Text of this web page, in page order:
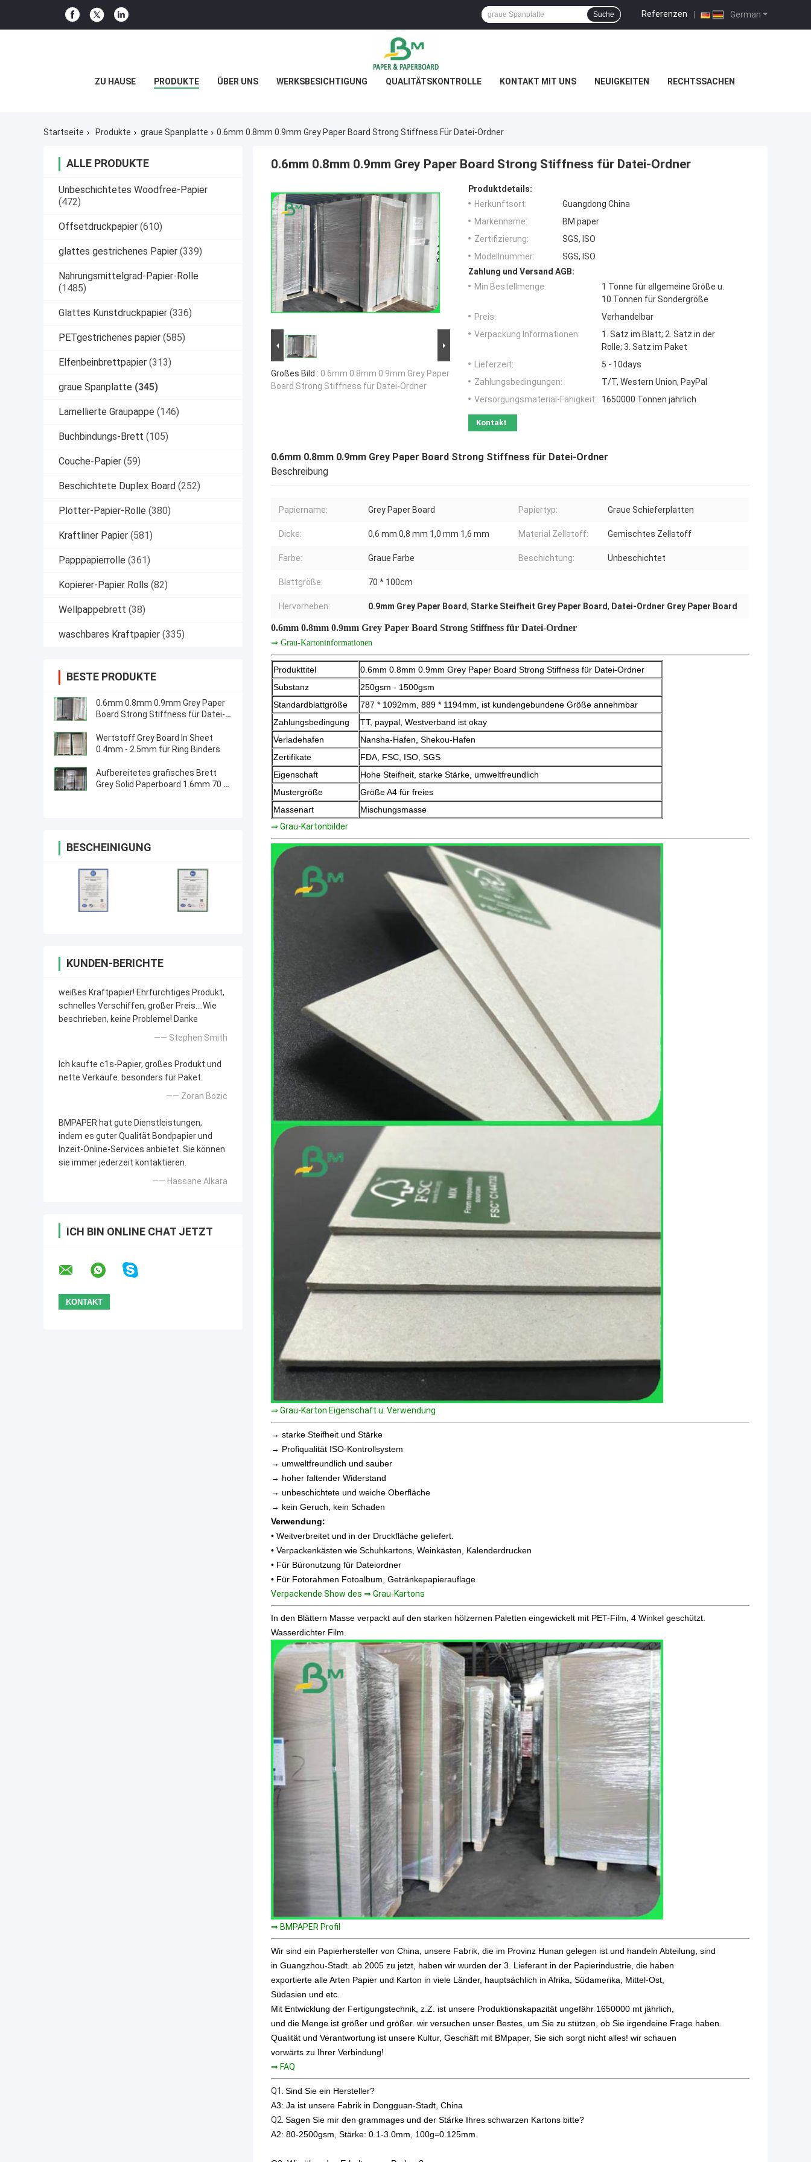
German
Referenzen |
Suche
ZU HAUSE PRODUKTE ÜBER UNS WERKSBESICHTIGUNG QUALITÄTSKONTROLLE KONTAKT MIT UNS NEUIGKEITEN RECHTSSACHEN
Startseite Produkte graue Spanplatte 0.6mm 0.8mm 0.9mm Grey Paper Board Strong Stiffness Für Datei-Ordner
ALLE PRODUKTE
Unbeschichtetes Woodfree-Papier
(472)
Offsetdruckpapier (610)
glattes gestrichenes Papier (339)
Nahrungsmittelgrad-Papier-Rolle
(1485)
Glattes Kunstdruckpapier (336)
PETgestrichenes papier (585)
Elfenbeinbrettpapier (313)
graue Spanplatte (345)
Lamellierte Graupappe (146)
Buchbindungs-Brett (105)
Couche-Papier (59)
Beschichtete Duplex Board (252)
Plotter-Papier-Rolle (380)
Kraftliner Papier (581)
Papppapierrolle (361)
Kopierer-Papier Rolls (82)
Wellpappebrett (38)
waschbares Kraftpapier (335)
BESTE PRODUKTE
0.6mm 0.8mm 0.9mm Grey Paper
Board Strong Stiffness für Datei-
Wertstoff Grey Board In Sheet
0.4mm - 2.5mm für Ring Binders
Aufbereitetes grafisches Brett
Grey Solid Paperboard 1.6mm 70 x
BESCHEINIGUNG
KUNDEN-BERICHTE
weißes Kraftpapier! Ehrfürchtiges Produkt,
schnelles Verschiffen, großer Preis….Wie
beschrieben, keine Probleme! Danke
—— Stephen Smith
Ich kaufte c1s-Papier, großes Produkt und
nette Verkäufe. besonders für Paket.
—— Zoran Bozic
BMPAPER hat gute Dienstleistungen,
indem es guter Qualität Bondpapier und
Inzeit-Online-Services anbietet. Sie können
sie immer jederzeit kontaktieren.
—— Hassane Alkara
ICH BIN ONLINE CHAT JETZT
0.6mm 0.8mm 0.9mm Grey Paper Board Strong Stiffness für Datei-Ordner
Großes Bild : 0.6mm 0.8mm 0.9mm Grey Paper
Board Strong Stiffness für Datei-Ordner
Produktdetails:
Herkunftsort:
Guangdong China
Markenname:
BM paper
Zertifizierung:
SGS, ISO
Modellnummer:
SGS, ISO
Zahlung und Versand AGB:
Min Bestellmenge:
1 Tonne für allgemeine Größe u.
10 Tonnen für Sondergröße
Preis:
Verhandelbar
Verpackung Informationen:
1. Satz im Blatt; 2. Satz in der
Rolle; 3. Satz im Paket
Lieferzeit:
5 - 10days
Zahlungsbedingungen:
T/T, Western Union, PayPal
Versorgungsmaterial-Fähigkeit:
1650000 Tonnen jährlich
Kontakt
0.6mm 0.8mm 0.9mm Grey Paper Board Strong Stiffness für Datei-Ordner
Beschreibung
Papiername: Grey Paper Board Papiertyp: Graue Schieferplatten
Dicke: 0,6 mm 0,8 mm 1,0 mm 1,6 mm Material Zellstoff: Gemischtes Zellstoff
Farbe: Graue Farbe Beschichtung: Unbeschichtet
Blattgröße: 70 * 100cm
Hervorheben: 0.9mm Grey Paper Board, Starke Steifheit Grey Paper Board, Datei-Ordner Grey Paper Board
0.6mm 0.8mm 0.9mm Grey Paper Board Strong Stiffness für Datei-Ordner
⇒ Grau-Kartoninformationen
Produkttitel
0.6mm 0.8mm 0.9mm Grey Paper Board Strong Stiffness für Datei-Ordner
Substanz
250gsm - 1500gsm
Standardblattgröße
787 * 1092mm, 889 * 1194mm, ist kundengebundene Größe annehmbar
Zahlungsbedingung
TT, paypal, Westverband ist okay
Verladehafen
Nansha-Hafen, Shekou-Hafen
Zertifikate
FDA, FSC, ISO, SGS
Eigenschaft
Hohe Steifheit, starke Stärke, umweltfreundlich
Mustergröße
Größe A4 für freies
Massenart
Mischungsmasse
⇒ Grau-Kartonbilder
⇒ Grau-Karton Eigenschaft u. Verwendung
→ starke Steifheit und Stärke
→ Profiqualität ISO-Kontrollsystem
→ umweltfreundlich und sauber
→ hoher faltender Widerstand
→ unbeschichtete und weiche Oberfläche
→ kein Geruch, kein Schaden
Verwendung:
• Weitverbreitet und in der Druckfläche geliefert.
• Verpackenkästen wie Schuhkartons, Weinkästen, Kalenderdrucken
• Für Büronutzung für Dateiordner
• Für Fotorahmen Fotoalbum, Getränkepapierauflage
Verpackende Show des ⇒ Grau-Kartons
In den Blättern Masse verpackt auf den starken hölzernen Paletten eingewickelt mit PET-Film, 4 Winkel geschützt.
Wasserdichter Film.
⇒ BMPAPER Profil
Wir sind ein Papierhersteller von China, unsere Fabrik, die im Provinz Hunan gelegen ist und handeln Abteilung, sind
in Guangzhou-Stadt. ab 2005 zu jetzt, haben wir wurden der 3. Lieferant in der Papierindustrie, die haben
exportierte alle Arten Papier und Karton in viele Länder, hauptsächlich in Afrika, Südamerika, Mittel-Ost,
Südasien und etc.
Mit Entwicklung der Fertigungstechnik, z.Z. ist unsere Produktionskapazität ungefähr 1650000 mt jährlich,
und die Menge ist größer und größer. wir versuchen unser Bestes, um Sie zu stützen, ob Sie irgendeine Frage haben.
Qualität und Verantwortung ist unsere Kultur, Geschäft mit BMpaper, Sie sich sorgt nicht alles! wir schauen
vorwärts zu Ihrer Verbindung!
⇒ FAQ
Q1. Sind Sie ein Hersteller?
A3: Ja ist unsere Fabrik in Dongguan-Stadt, China
Q2. Sagen Sie mir den grammages und der Stärke Ihres schwarzen Kartons bitte?
A2: 80-2500gsm, Stärke: 0.1-3.0mm, 100g=0.125mm.